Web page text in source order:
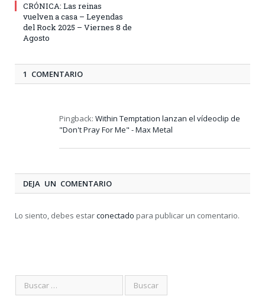
CRÓNICA: Las reinas
vuelven a casa – Leyendas
del Rock 2025 – Viernes 8 de
Agosto
1 COMENTARIO
Pingback: Within Temptation lanzan el vídeoclip de
"Don't Pray For Me" - Max Metal
DEJA UN COMENTARIO
Lo siento, debes estarconectado para publicar un comentario.